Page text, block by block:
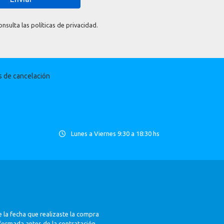
las políticas de privacidad.
de cancelación
Lunes a Viernes 9:30 a 18:30 hs
fecha que realizaste la compra